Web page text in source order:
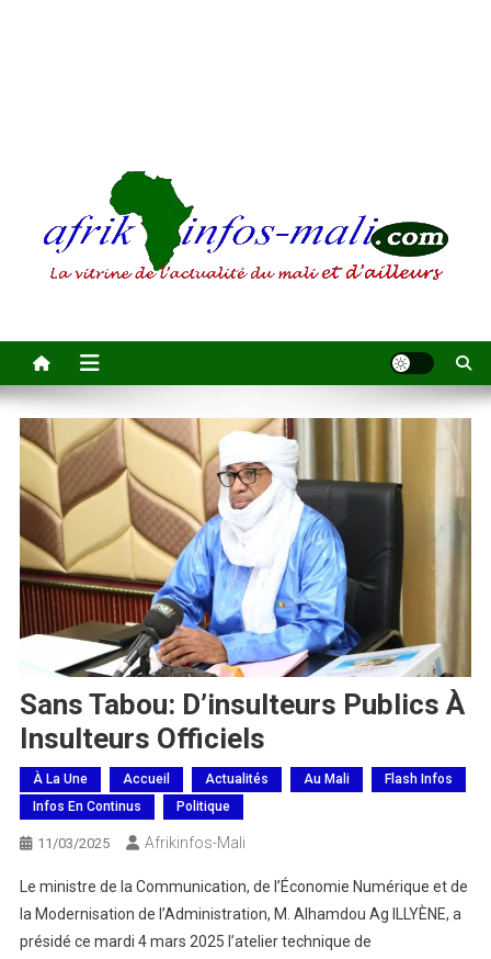
Sans Tabou: D’insulteurs Publics À
Insulteurs Officiels
À La Une Accueil Actualités Au Mali
Flash Infos
Infos En Continus
Politique
11/03/2025 Afrikinfos-Mali
Le ministre de la Communication, de l’Économie Numérique et de
la Modernisation de l’Administration, M. Alhamdou Ag ILLYÈNE, a
présidé ce mardi 4 mars 2025 l’atelier technique de